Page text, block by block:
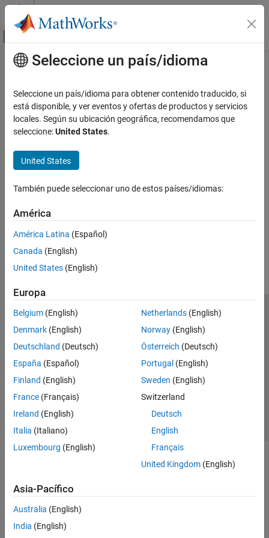
Saltar al contenido
Mostrar/ocultar menú de navegación
Inicio de Documentación
Contenido principal
¿Qué tan útil fue esta traducción?
Seleccione un país/idioma
Seleccione un país/idioma para obtener contenido traducido, si
está disponible, y ver eventos y ofertas de productos y servicios
locales. Según su ubicación geográfica, recomendamos que
seleccione:United States.
United States
También puede seleccionar uno de estos países/idiomas:
América
América Latina (Español)
Canada (English)
United States (English)
Europa
Belgium (English)
Denmark (English)
Deutschland (Deutsch)
España (Español)
Finland (English)
France (Français)
Ireland (English)
Italia (Italiano)
Luxembourg (English)
Netherlands(English)
Norway(English)
Österreich (Deutsch)
Portugal (English)
Sweden (English)
Switzerland
Deutsch
English
Français
United Kingdom(English)
Asia-Pacífico
Australia (English)
India (English)
Centro de confianza
Marcas comerciales
Política de privacidad
Antipiratería
Estado de las aplicaciones
Información de contacto
© 1994-2026 The MathWorks, Inc.